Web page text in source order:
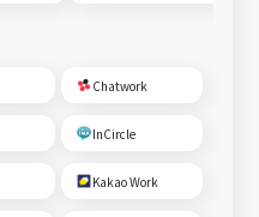
Chatwork
InCircle
Kakao Work